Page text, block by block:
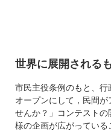
世界に展開される
市民主役条例のもと、
オープンにして，民間
せんか？」コンテスト
様の企画が広がってい